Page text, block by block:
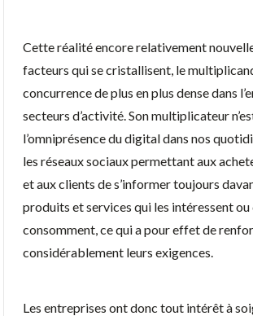
Cette réalité encore relativement
facteurs qui se cristallisent, le
concurrence de plus en plus dense dans
secteurs d’activité. Son multiplicateur
l’omniprésence du digital dans nos
les réseaux sociaux permettant aux
et aux clients de s’informer toujours
produits et services qui les intéressent ou
consomment, ce qui a pour effet de
considérablement leurs exigences.
Les entreprises ont donc tout intérêt à